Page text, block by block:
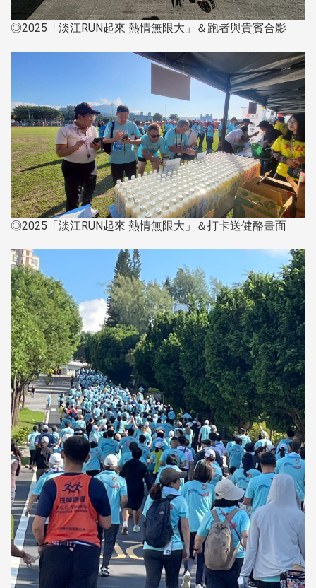
◎2025「淡江RUN起來 熱情無限大」＆跑者與貴賓合影
◎2025「淡江RUN起來 熱情無限大」＆打卡送健酪畫面